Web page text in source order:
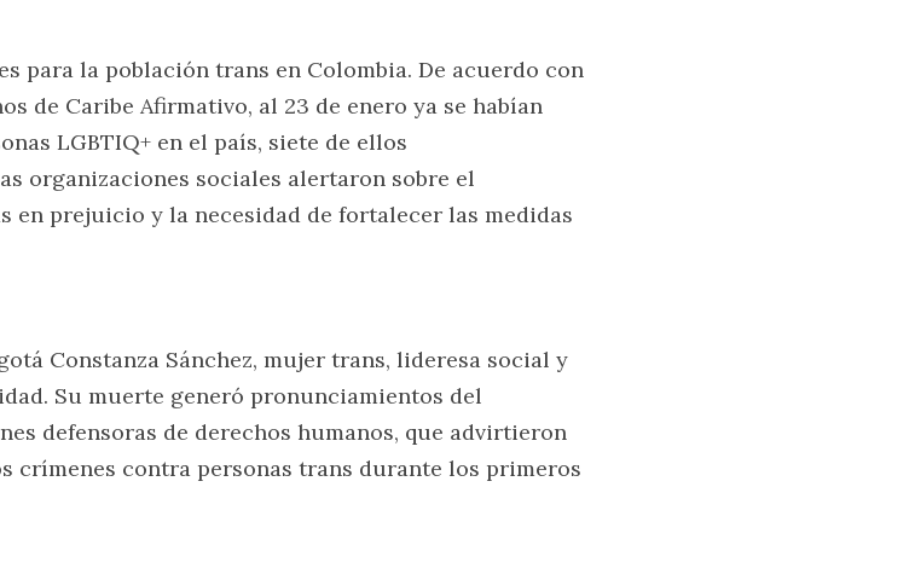
para la población trans en Colombia. De acuerdo con
de Caribe Afirmativo, al 23 de enero ya se habían
LGBTIQ+ en el país, siete de ellos
organizaciones sociales alertaron sobre el
en prejuicio y la necesidad de fortalecer las medidas
Constanza Sánchez, mujer trans, lideresa social y
Su muerte generó pronunciamientos del
defensoras de derechos humanos, que advirtieron
crímenes contra personas trans durante los primeros